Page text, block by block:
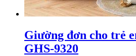
Giường đơn cho trẻ
GHS-9320